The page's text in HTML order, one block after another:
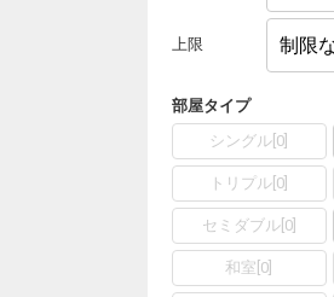
上限
部屋タイプ
シングル 0
トリプル 0
セミダブル[ 0]
和室 0